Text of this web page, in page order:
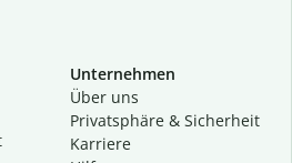
Unternehmen
Über uns
Privatsphäre & Sicherheit
Karriere